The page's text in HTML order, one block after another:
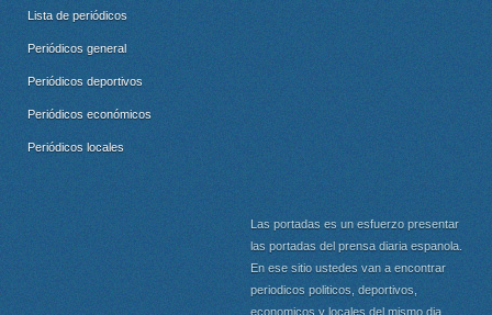
Lista de periódicos
Periódicos general
Periódicos deportivos
Periódicos económicos
Periódicos locales
Las portadas es un esfuerzo presentar
las portadas del prensa diaria espanola.
En ese sitio ustedes van a encontrar
periodicos politicos, deportivos,
economicos y locales del mismo dia